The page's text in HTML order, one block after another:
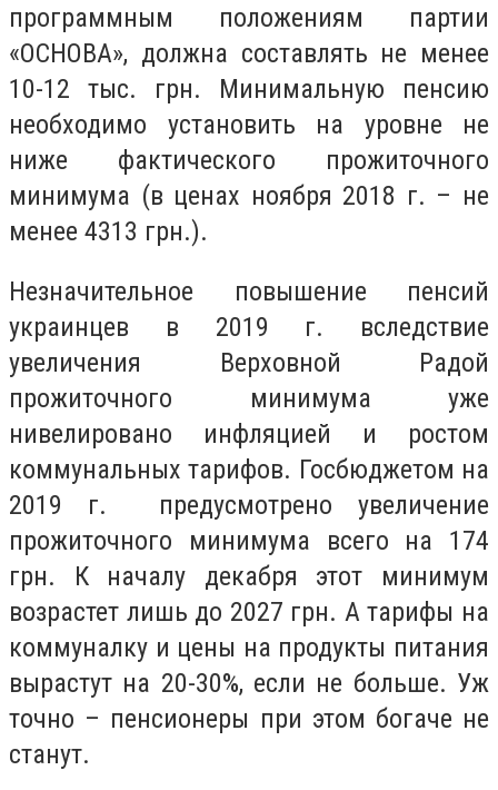
программным положениям партии
«ОСНОВА», должна составлять не менее
10-12 тыс. грн. Минимальную пенсию
необходимо установить на уровне не
ниже фактического прожиточного
минимума (в ценах ноября 2018 г. – не
менее 4313 грн.).
Незначительное повышение пенсий
украинцев в 2019 г. вследствие
увеличения Верховной Радой
прожиточного минимума уже
нивелировано инфляцией и ростом
коммунальных тарифов. Госбюджетом на
2019 г. предусмотрено увеличение
прожиточного минимума всего на 174
грн. К началу декабря этот минимум
возрастет лишь до 2027 грн. А тарифы на
коммуналку и цены на продукты питания
вырастут на 20-30%, если не больше. Уж
точно – пенсионеры при этом богаче не
станут.